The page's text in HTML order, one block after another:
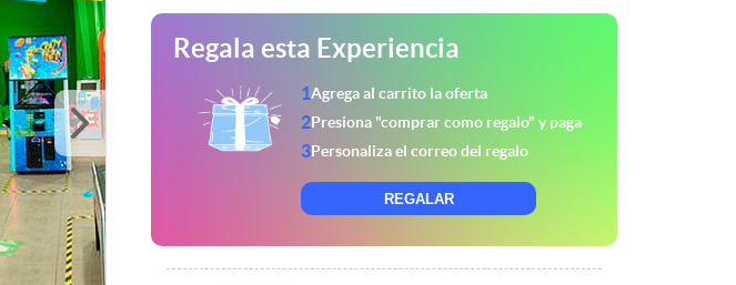
Regala esta Experiencia
1Agrega al carrito la oferta
2Presiona "comprar como regalo" y paga
3Personaliza el correo del regalo
REGALAR